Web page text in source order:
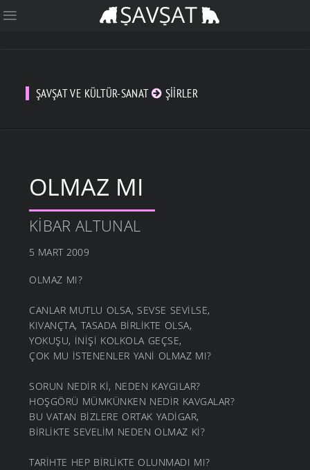
ŞAVŞAT VE KÜLTÜR-SANAT ŞIIRLER
OLMAZ MI
KIBAR ALTUNAL
5 MART 2009
OLMAZ MI?
CANLAR MUTLU OLSA, SEVSE SEVİLSE,
KIVANÇTA, TASADA BİRLİKTE OLSA,
YOKUŞU, İNİŞİ KOLKOLA GEÇSE,
ÇOK MU İSTENENLER YANİ OLMAZ MI?
SORUN NEDİR Kİ, NEDEN KAYGILAR?
HOŞGÖRÜ MÜMKÜNKEN NEDİR KAVGALAR?
BU VATAN BİZLERE ORTAK YADİGAR,
BİRLİKTE SEVELİM NEDEN OLMAZ Kİ?
TARİHTE HEP BİRLİKTE OLUNMADI MI?